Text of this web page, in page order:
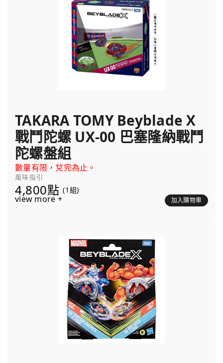
TAKARA TOMY Beyblade X
戰鬥陀螺 UX-00 巴塞隆納戰鬥
陀螺盤組
數量有限，兌完為止。
風味指引
4,800點 (1組)
view more + 加入購物車